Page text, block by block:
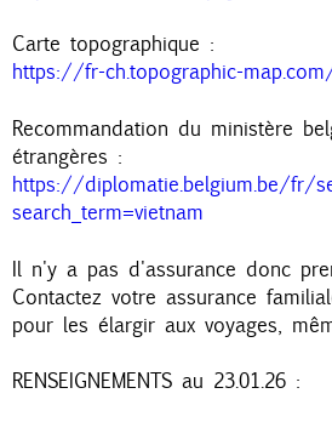
Carte topographique :
https://fr-ch.topographic-
Recommandation du ministère
étrangères :
https://diplomatie.belgium.be/fr/
search_term=vietnam
Il n'y a pas d'assurance donc
Contactez votre assurance
pour les élargir aux voyages,
RENSEIGNEMENTS au 23.01.26 :